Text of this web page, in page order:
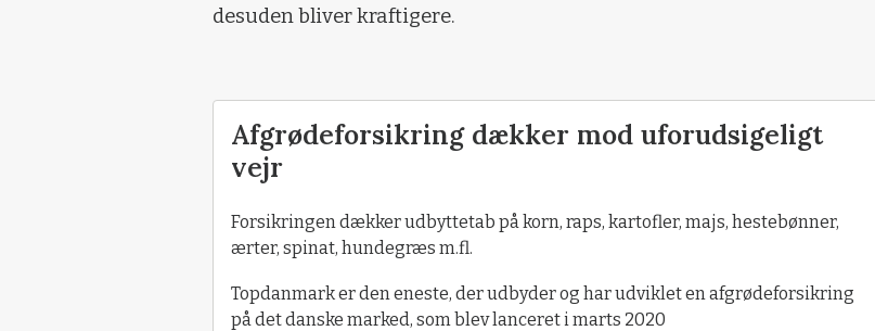
desuden bliver kraftigere.
Afgrødeforsikring dækker mod uforudsigeligt
vejr
Forsikringen dækker udbyttetab på korn, raps, kartofler, majs, hestebønner,
ærter, spinat, hundegræs m.fl.
Topdanmark er den eneste, der udbyder og har udviklet en afgrødeforsikring
på det danske marked, som blev lanceret i marts 2020